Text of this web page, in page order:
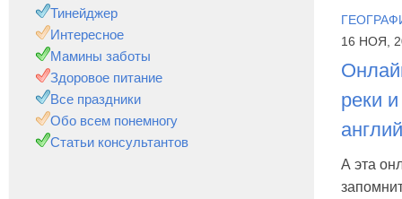
16 НОЯ,
реки
А эта
Тинейджер
Интересное
Мамины заботы
Здоровое питание
Все праздники
Обо всем понемногу
Статьи консультантов